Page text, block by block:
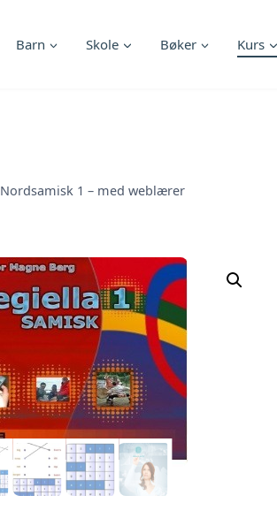
Barn Skole Bøker Kurs
Nordsamisk 1 – med weblærer